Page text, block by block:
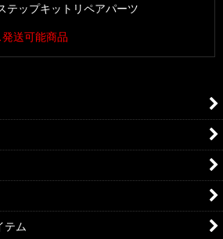
テップキットリペアパーツ
送可能商品
テム